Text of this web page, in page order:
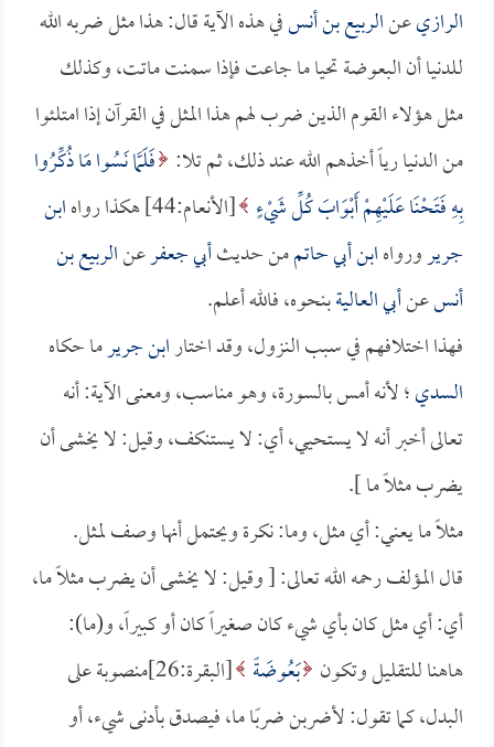
الرازيعنالربيع بن أنسفي هذه الآية قال: هذا مثل ضربه الله
للدنيا أن البعوضة تحيا ما جاعت فإذا سمنت ماتت، وكذلك
مثل هؤلاء القوم الذين ضرب لهم هذا المثل في القرآن إذا امتلئوا
من الدنيا رياً أخذهم الله عند ذلك، ثم تلا: فَلَمَّا نَسُوا مَا ذُكِّرُوا
بِهِ فَتَحْنَا عَلَيْهِمْ أَبْوَابَ كُلِّ شَيْءٍ [الأنعام:44] هكذا رواه
ابن
جريرورواهابن أبي حاتممن حديثأبي جعفرعنالربيع بن
أنسعنأبي العاليةبنحوه، فالله أعلم.
فهذا اختلافهم في سبب النزول، وقد اختارابن جريرما حكاه
السدي؛ لأنه أمس بالسورة، وهو مناسب، ومعنى الآية: أنه
تعالى أخبر أنه لا يستحيي، أي: لا يستنكف، وقيل: لا يخشى أن
يضرب مثلاً ما ].
مثلاً ما يعني: أي مثل، وما: نكرة ويحتمل أنها وصف لمثل.
قال المؤلف رحمه الله تعالى: [ وقيل: لا يخشى أن يضرب مثلاً ما،
أي: أي مثل كان بأي شيء كان صغيراً كان أو كبيراً، و(ما):
هاهنا للتقليل وتكون بَعُوضَةً
[البقرة:26]منصوبة على
البدل، كما تقول: لأضربن ضربًا ما، فيصدق بأدنى شيء، أو